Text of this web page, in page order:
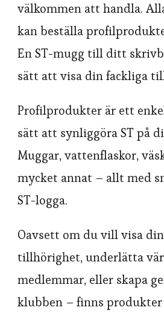
välkommen att handla.
kan beställa
En ST-mugg till ditt
sätt att visa din fackliga
Profilprodukter är ett
sätt att synliggöra ST på
Muggar, vattenflaskor,
mycket annat – allt med
ST-logga.
Oavsett om du vill visa
tillhörighet, underlätta
medlemmar, eller skapa
klubben – finns produkter